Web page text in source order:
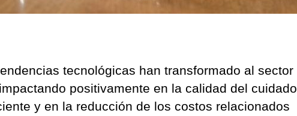
tecnológicas han transformado al sector
positivamente en la calidad del cuidado
y en la reducción de los costos relacionados